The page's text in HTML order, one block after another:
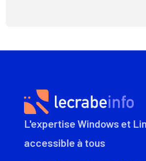
L'expertise Windows et
accessible à tous